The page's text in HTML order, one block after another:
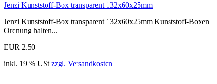
Jenzi Kunststoff-Box transparent 132x60x25mm
Jenzi Kunststoff-Box transparent 132x60x25mm Kunststoff-Boxen
Ordnung halten...
EUR 2,50
inkl. 19 % USt zzgl. Versandkosten